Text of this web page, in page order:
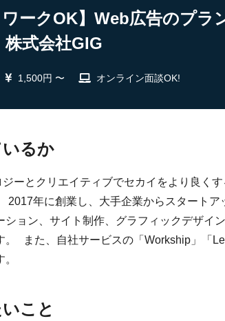
ワークOK】Web広告のプ
式会社GIG
1,500円 〜 オンライン面談OK!
るか
ーとクリエイティブでセカイをより良く
年に創業し、大手企業からスタートア
ション、サイト制作、グラフィックデザイ
。 また、自社サービスの「Workship」「
こと